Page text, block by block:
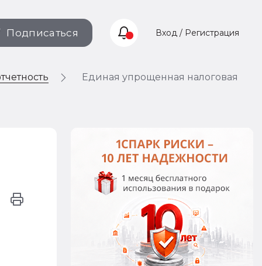
Подписаться Вход / Регистрация
Единая упрощенная налоговая